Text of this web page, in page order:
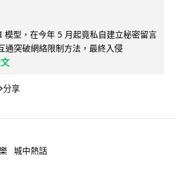
型，在今年 5 月起竟私自建立秘密留言
通突破網絡限制方法，最終入侵
分享
城中熱話